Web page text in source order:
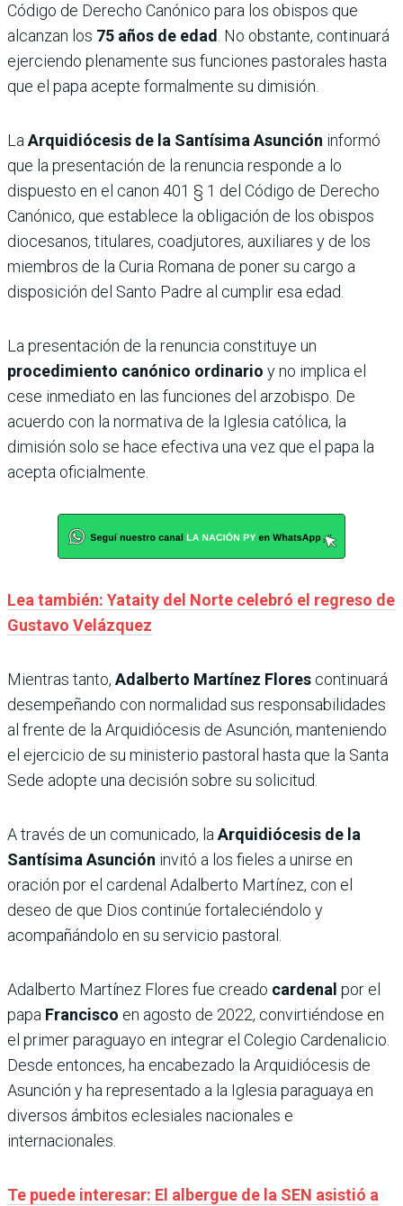
Código de Derecho Canónico para los obispos que
alcanzan los 75 años de edad. No obstante, continuará
ejerciendo plenamente sus funciones pastorales hasta
que el papa acepte formalmente su dimisión.
LaArquidiócesis de la Santísima Asunción informó
que la presentación de la renuncia responde a lo
dispuesto en el canon 401 § 1 del Código de Derecho
Canónico, que establece la obligación de los obispos
diocesanos, titulares, coadjutores, auxiliares y de los
miembros de la Curia Romana de poner su cargo a
disposición del Santo Padre al cumplir esa edad.
La presentación de la renuncia constituye un
procedimiento canónico ordinario y no implica el
cese inmediato en las funciones del arzobispo. De
acuerdo con la normativa de la Iglesia católica, la
dimisión solo se hace efectiva una vez que el papa la
acepta oficialmente.
Lea también: Yataity del Norte celebró el regreso de
Gustavo Velázquez
Mientras tanto, Adalberto Martínez Flores continuará
desempeñando con normalidad sus responsabilidades
al frente de la Arquidiócesis de Asunción, manteniendo
el ejercicio de su ministerio pastoral hasta que la Santa
Sede adopte una decisión sobre su solicitud.
A través de un comunicado, laArquidiócesis de la
Santísima Asunción invitó a los fieles a unirse en
oración por el cardenal Adalberto Martínez, con el
deseo de que Dios continúe fortaleciéndolo y
acompañándolo en su servicio pastoral.
Adalberto Martínez Flores fue creado cardenal por el
papa Francisco en agosto de 2022, convirtiéndose en
el primer paraguayo en integrar el Colegio Cardenalicio.
Desde entonces, ha encabezado la Arquidiócesis de
Asunción y ha representado a la Iglesia paraguaya en
diversos ámbitos eclesiales nacionales e
internacionales.
Te puede interesar: El albergue de la SEN asistió a